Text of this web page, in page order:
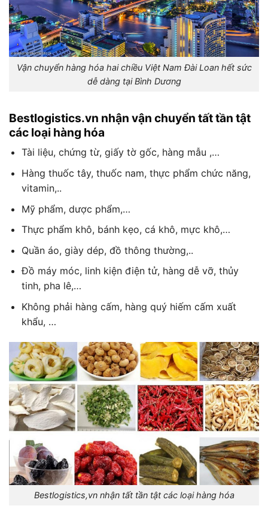
Vận chuyển hàng hóa hai chiều Việt Nam Đài Loan hết sức
dễ dàng tại Bình Dương
Bestlogistics.vn nhận vận chuyển tất tần tật
các loại hàng hóa
Tài liệu, chứng từ, giấy tờ gốc, hàng mẫu ,…
Hàng thuốc tây, thuốc nam, thực phẩm chức năng,
vitamin,..
Mỹ phẩm, dược phẩm,…
Thực phẩm khô, bánh kẹo, cá khô, mực khô,…
Quần áo, giày dép, đồ thông thường,..
Đồ máy móc, linh kiện điện tử, hàng dễ vỡ, thủy
tinh, pha lê,…
Không phải hàng cấm, hàng quý hiếm cấm xuất
khẩu, …
Bestlogistics,vn nhận tất tần tật các loại hàng hóa